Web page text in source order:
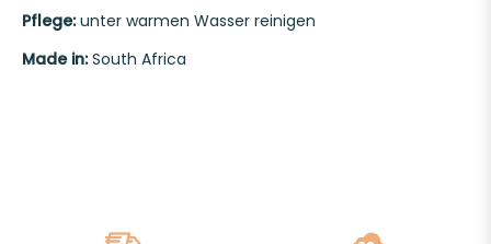
Pflege:unter warmen Wasser reinigen
Made in:South Africa